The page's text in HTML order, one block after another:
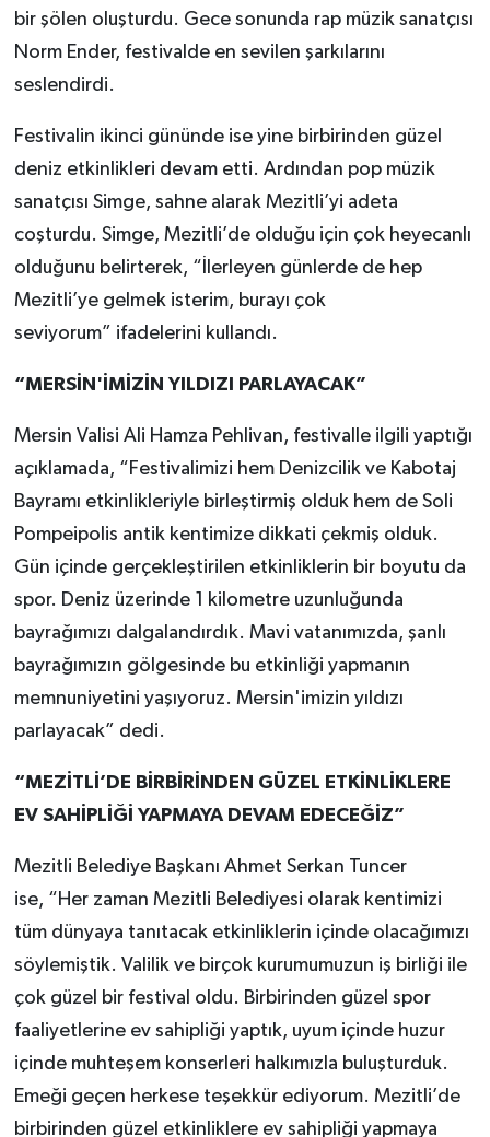
bir şölen oluşturdu. Gece sonunda rap müzik sanatçısı
Norm Ender, festivalde en sevilen şarkılarını
seslendirdi.
Festivalin ikinci gününde ise yine birbirinden güzel
deniz etkinlikleri devam etti. Ardından pop müzik
sanatçısı Simge, sahne alarak Mezitli’yi adeta
coşturdu. Simge, Mezitli’de olduğu için çok heyecanlı
olduğunu belirterek, “İlerleyen günlerde de hep
Mezitli’ye gelmek isterim, burayı çok
seviyorum” ifadelerini kullandı.
“MERSİN'İMİZİN YILDIZI PARLAYACAK”
Mersin Valisi Ali Hamza Pehlivan, festivalle ilgili yaptığı
açıklamada, “Festivalimizi hem Denizcilik ve Kabotaj
Bayramı etkinlikleriyle birleştirmiş olduk hem de Soli
Pompeipolis antik kentimize dikkati çekmiş olduk.
Gün içinde gerçekleştirilen etkinliklerin bir boyutu da
spor. Deniz üzerinde 1 kilometre uzunluğunda
bayrağımızı dalgalandırdık. Mavi vatanımızda, şanlı
bayrağımızın gölgesinde bu etkinliği yapmanın
memnuniyetini yaşıyoruz. Mersin'imizin yıldızı
parlayacak” dedi.
“MEZİTLİ’DE BİRBİRİNDEN GÜZEL ETKİNLİKLERE
EV SAHİPLİĞİ YAPMAYA DEVAM EDECEĞİZ”
Mezitli Belediye Başkanı Ahmet Serkan Tuncer
ise, “Her zaman Mezitli Belediyesi olarak kentimizi
tüm dünyaya tanıtacak etkinliklerin içinde olacağımızı
söylemiştik. Valilik ve birçok kurumumuzun iş birliği ile
çok güzel bir festival oldu. Birbirinden güzel spor
faaliyetlerine ev sahipliği yaptık, uyum içinde huzur
içinde muhteşem konserleri halkımızla buluşturduk.
Emeği geçen herkese teşekkür ediyorum. Mezitli’de
birbirinden güzel etkinliklere ev sahipliği yapmaya